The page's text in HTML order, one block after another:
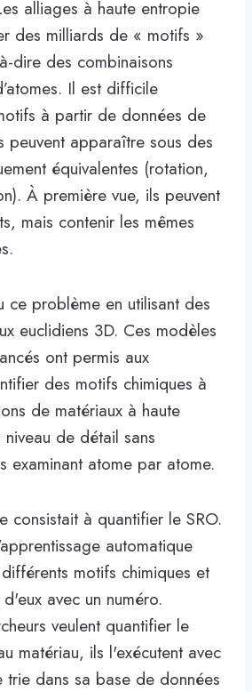
alliages à haute entropie
des milliards de « motifs »
dire des combinaisons
Il est difficile
à partir de données de
peuvent apparaître sous des
équivalentes (rotation,
À première vue, ils peuvent
mais contenir les mêmes
ce problème en utilisant des
euclidiens 3D. Ces modèles
ont permis aux
des motifs chimiques à
de matériaux à haute
de détail sans
examinant atome par atome.
consistait à quantifier le SRO.
automatique
motifs chimiques et
avec un numéro.
veulent quantifier le
matériau, ils l'exécutent avec
dans sa base de données